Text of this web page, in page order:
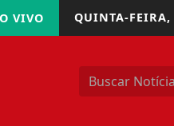
QUINTA-FEIRA,
VIVO